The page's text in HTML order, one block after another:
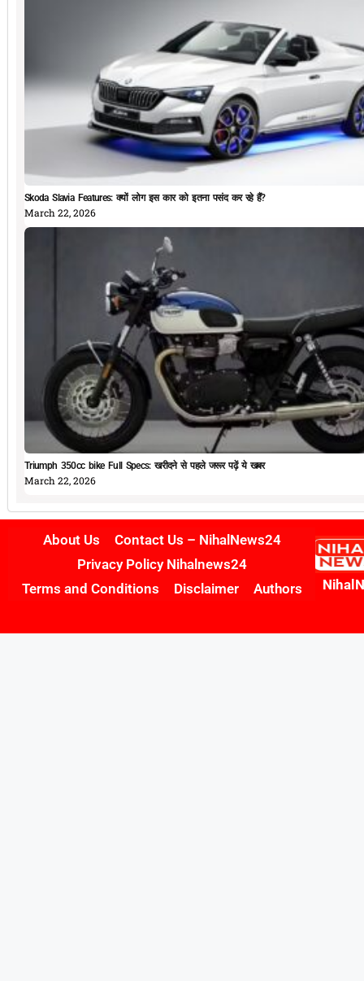
Skoda Slavia Features: क्यों लोग इस कार को इतना पसंद कर रहे हैं?
March 22, 2026
Triumph 350cc bike Full Specs: खरीदने से पहले जरूर पढ़ें ये खबर
March 22, 2026
About Us
Contact Us – NihalNews24
Privacy Policy Nihalnews24
Terms and Conditions
Disclaimer Authors